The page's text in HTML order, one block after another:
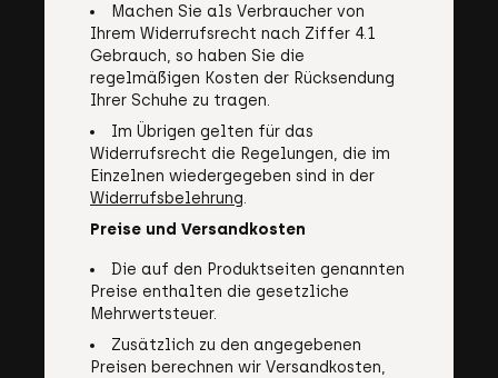
Machen Sie als Verbraucher von
Ihrem Widerrufsrecht nach Ziffer 4.1
Gebrauch, so haben Sie die
regelmäßigen Kosten der Rücksendung
Ihrer Schuhe zu tragen.
Im Übrigen gelten für das
Widerrufsrecht die Regelungen, die im
Einzelnen wiedergegeben sind in der
Widerrufsbelehrung.
Preise und Versandkosten
Die auf den Produktseiten genannten
Preise enthalten die gesetzliche
Mehrwertsteuer.
Zusätzlich zu den angegebenen
Preisen berechnen wir Versandkosten,